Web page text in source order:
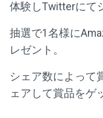
体験しTwitterにて
抽選で1名様に
レゼント。
シェア数によって
ェアして賞品をゲ